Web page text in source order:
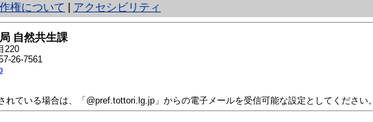
権について アクセシビリティ
自然共生課
220
26-7561
いる場合は、「@pref.tottori.lg.jp」からの電子メールを受信可能な設定としてください。